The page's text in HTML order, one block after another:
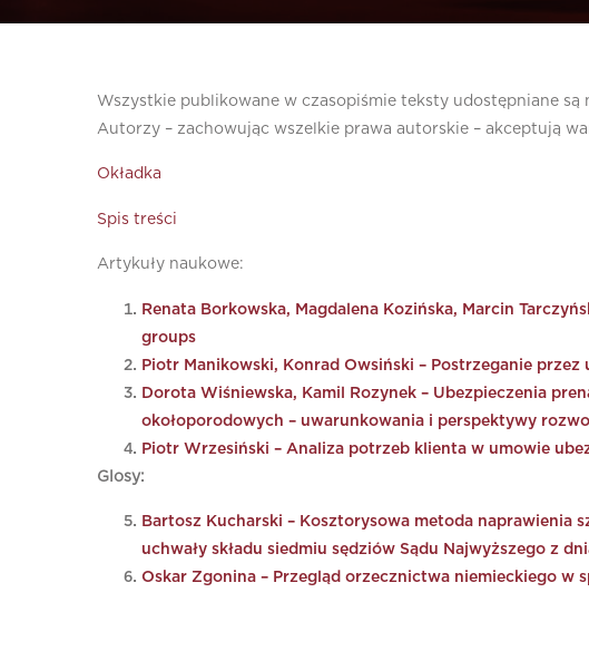
Wszystkie publikowane w czasopiśmie teksty udostępniane są
Autorzy – zachowując wszelkie prawa autorskie – akceptują
Okładka
Spis treści
Artykuły naukowe:
Renata Borkowska, Magdalena Kozińska, Marcin
groups
Piotr Manikowski, Konrad Owsiński – Postrzeganie
Dorota Wiśniewska, Kamil Rozynek – Ubezpieczenia
okołoporodowych – uwarunkowania i perspektywy
Piotr Wrzesiński – Analiza potrzeb klienta w umowie
Glosy:
Bartosz Kucharski – Kosztorysowa metoda naprawienia
uchwały składu siedmiu sędziów Sądu Najwyższego z
Oskar Zgonina – Przegląd orzecznictwa niemieckiego